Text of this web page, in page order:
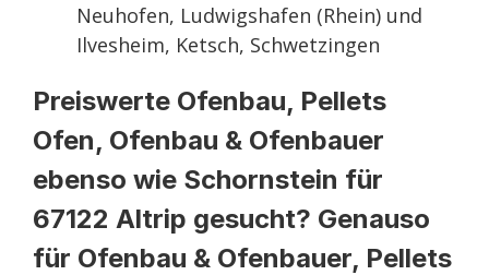
Neuhofen, Ludwigshafen (Rhein) und
Ilvesheim, Ketsch, Schwetzingen
Preiswerte Ofenbau, Pellets
Ofen, Ofenbau & Ofenbauer
ebenso wie Schornstein für
67122 Altrip gesucht? Genauso
für Ofenbau & Ofenbauer, Pellets